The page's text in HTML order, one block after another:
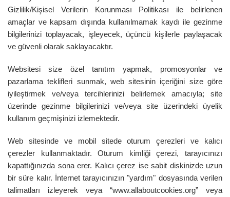
Gizlilik/Kişisel Verilerin Korunması Politikası ile belirlenen
amaçlar ve kapsam dışında kullanılmamak kaydı ile gezinme
bilgilerinizi toplayacak, işleyecek, üçüncü kişilerle paylaşacak
ve güvenli olarak saklayacaktır.
Websitesi size özel tanıtım yapmak, promosyonlar ve
pazarlama teklifleri sunmak, web sitesinin içeriğini size göre
iyileştirmek ve/veya tercihlerinizi belirlemek amacıyla; site
üzerinde gezinme bilgilerinizi ve/veya site üzerindeki üyelik
kullanım geçmişinizi izlemektedir.
Web sitesinde ve mobil sitede oturum çerezleri ve kalıcı
çerezler kullanmaktadır. Oturum kimliği çerezi, tarayıcınızı
kapattığınızda sona erer. Kalıcı çerez ise sabit diskinizde uzun
bir süre kalır. İnternet tarayıcınızın "yardım" dosyasında verilen
talimatları izleyerek veya “www.allaboutcookies.org” veya